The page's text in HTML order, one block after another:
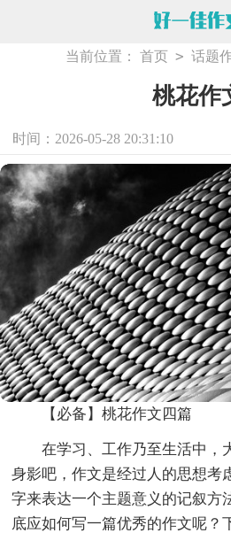
当前位置： 首页 > 话题
桃花作
时间：2026-05-28 20:31:10
【必备】桃花作文四篇
在学习、工作乃至生活中，
身影吧，作文是经过人的思想考
字来表达一个主题意义的记叙方
底应如何写一篇优秀的作文呢？